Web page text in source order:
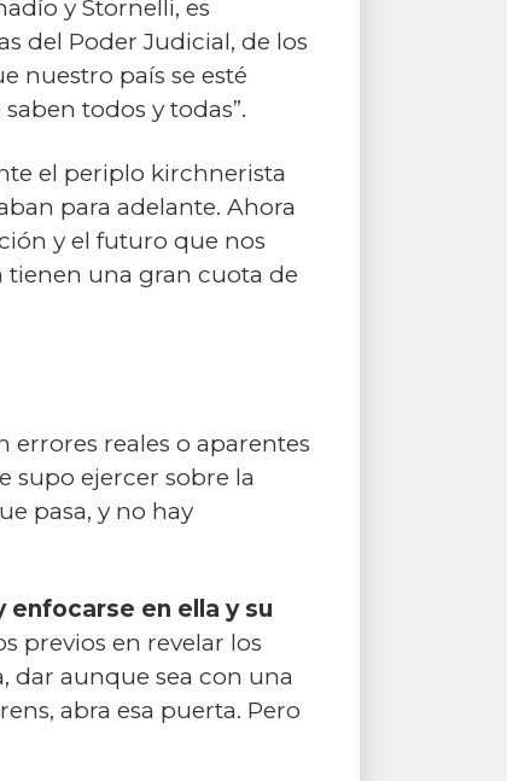
y Stornelli, es
del Poder Judicial, de los
nuestro país se esté
todos y todas”.
el periplo kirchnerista
para adelante. Ahora
y el futuro que nos
tienen una gran cuota de
errores reales o aparentes
supo ejercer sobre la
pasa, y no hay
en ella y su
previos en revelar los
dar aunque sea con una
abra esa puerta. Pero